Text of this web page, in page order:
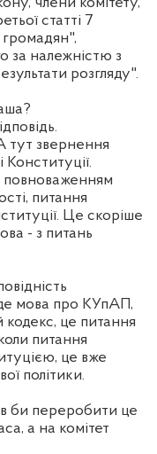
статті 7
за належністю з
розгляду".
тут звернення
питання
Це скоріше
- з питань
мова про КУпАП,
це питання
питання
це вже
політики.
би переробити це
а на комітет